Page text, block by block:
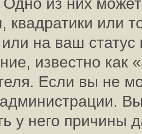
квадратики или
на ваш
известно как
Если вы не
у него причины